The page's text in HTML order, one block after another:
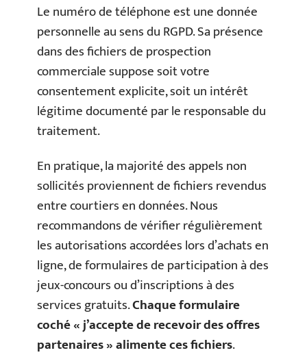
Le numéro de téléphone est une donnée
personnelle au sens du RGPD. Sa présence
dans des fichiers de prospection
commerciale suppose soit votre
consentement explicite, soit un intérêt
légitime documenté par le responsable du
traitement.
En pratique, la majorité des appels non
sollicités proviennent de fichiers revendus
entre courtiers en données. Nous
recommandons de vérifier régulièrement
les autorisations accordées lors d’achats en
ligne, de formulaires de participation à des
jeux-concours ou d’inscriptions à des
services gratuits.Chaque formulaire
coché « j’accepte de recevoir des offres
partenaires » alimente ces fichiers.